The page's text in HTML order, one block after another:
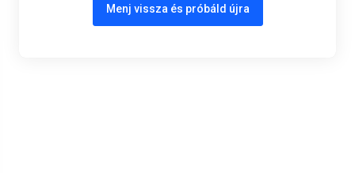
Menj vissza és próbáld újra